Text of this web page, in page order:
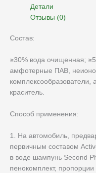
Детали
Отзывы (0)
Состав:
≥30% вода очищенная;
амфотерные ПАВ,
краситель.
Способ применения:
1. На автомобиль,
первичным составом
в воде шампунь Second
пенокомплект,